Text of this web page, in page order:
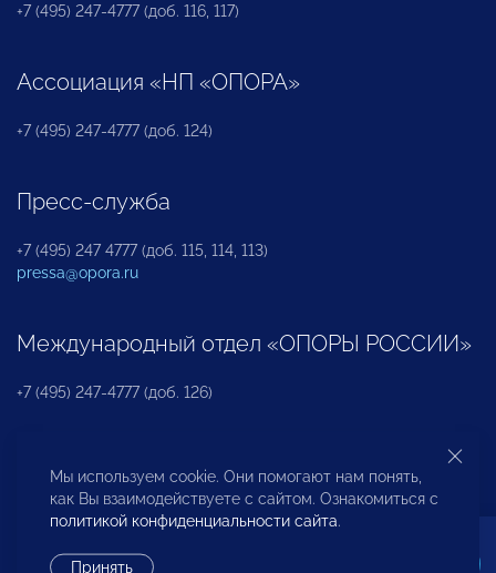
+7 (495) 247-4777 (доб. 116, 117)
Ассоциация «НП «ОПОРА»
+7 (495) 247-4777 (доб. 124)
Пресс-служба
+7 (495) 247 4777 (доб. 115, 114, 113)
pressa@opora.ru
Международный отдел «ОПОРЫ РОССИИ»
+7 (495) 247-4777 (доб. 126)
Бюро по защите прав предпринимателей и
инвесторов
Мы используем cookie. Они помогают нам понять,
как Вы взаимодействуете с сайтом. Ознакомиться с
политикой конфиденциальности сайта.
Принять